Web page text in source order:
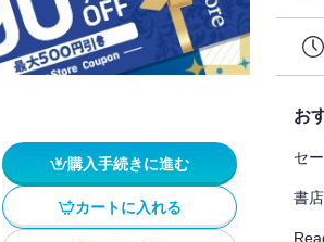
購入手続きに進む
カートに入れる
お
セ
書